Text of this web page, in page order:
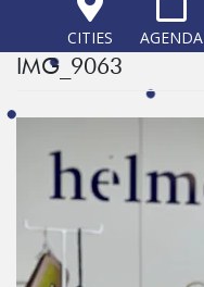
CITIES AGENDA
IMG_9063